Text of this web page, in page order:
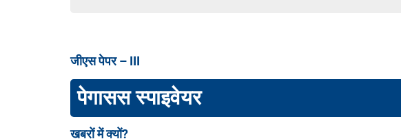
जीएस पेपर – III
पेगासस स्पाइवेयर
खबरों में क्यों?